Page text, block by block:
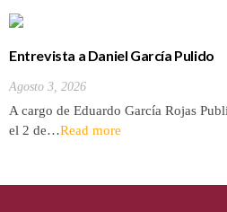
Entrevista a Daniel García Pulido
Agosto 3, 2026
A cargo de Eduardo García Rojas
el 2 de…Read more